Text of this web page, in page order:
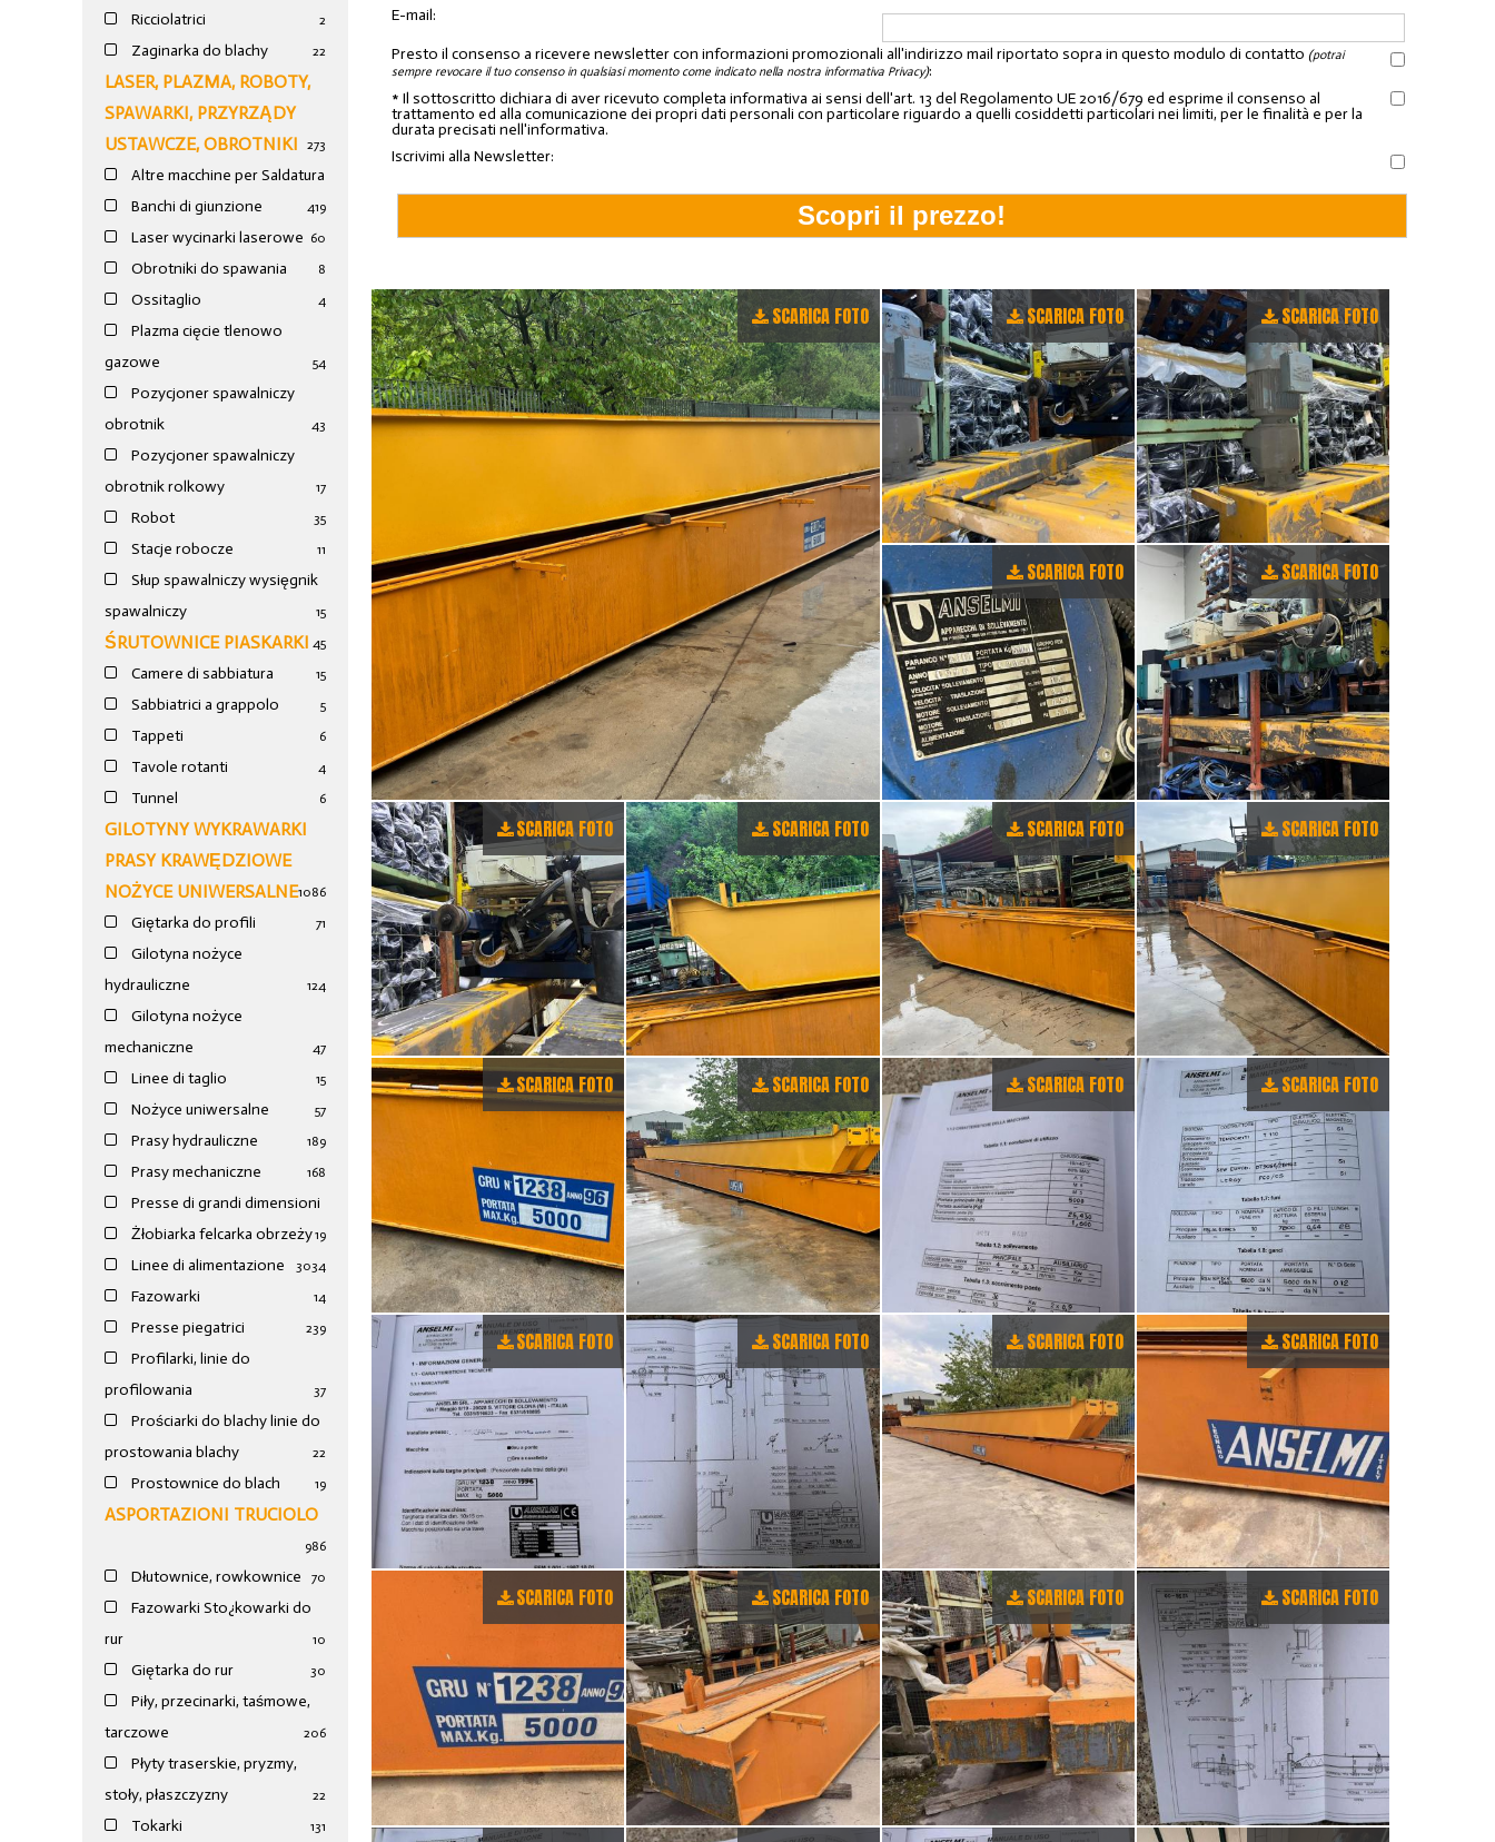
Ricciolatrici 2
Zaginarka do blachy 22
LASER, PLAZMA, ROBOTY,
SPAWARKI, PRZYRZĄDY
USTAWCZE, OBROTNIKI
273
Altre macchine per Saldatura
19
Banchi di giunzione 4
Laser wycinarki laserowe 60
Obrotniki do spawania 8
Ossitaglio 4
Plazma cięcie tlenowo
gazowe
54
Pozycjoner spawalniczy
obrotnik
43
Pozycjoner spawalniczy
obrotnik rolkowy
17
Robot 35
Stacje robocze 11
Słup spawalniczy wysięgnik
spawalniczy
15
ŚRUTOWNICE PIASKARKI 45
Camere di sabbiatura 15
Sabbiatrici a grappolo 5
Tappeti 6
Tavole rotanti 4
Tunnel 6
GILOTYNY WYKRAWARKI
PRASY KRAWĘDZIOWE
NOŻYCE UNIWERSALNE1086
Giętarka do profili 71
Gilotyna nożyce
hydrauliczne
124
Gilotyna nożyce
mechaniczne
47
Linee di taglio 15
Nożyce uniwersalne 57
Prasy hydrauliczne 189
Prasy mechaniczne 168
Presse di grandi dimensioni
19
Żłobiarka felcarka obrzeży
34
Linee di alimentazione 30
Fazowarki 14
Presse piegatrici 239
Profilarki, linie do
profilowania
37
Prościarki do blachy linie do
prostowania blachy
22
Prostownice do blach 19
ASPORTAZIONI TRUCIOLO
986
Dłutownice, rowkownice 70
Fazowarki Sto¿kowarki do
rur
10
Giętarka do rur 30
Piły, przecinarki, taśmowe,
tarczowe
206
Płyty traserskie, pryzmy,
stoły, płaszczyzny
22
Tokarki 131
E-mail:
Presto il consenso a ricevere newsletter con informazioni promozionali all'indirizzo mail riportato sopra in questo modulo di contatto (potrai
sempre revocare il tuo consenso in qualsiasi momento come indicato nella nostra informativa Privacy):
* Il sottoscritto dichiara di aver ricevuto completa informativa ai sensi dell'art. 13 del Regolamento UE 2016/679 ed esprime il consenso al
trattamento ed alla comunicazione dei propri dati personali con particolare riguardo a quelli cosiddetti particolari nei limiti, per le finalità e per la
durata precisati nell'informativa.
Iscrivimi alla Newsletter:
SCARICA FOTO SCARICA FOTO SCARICA FOTO
SCARICA FOTO SCARICA FOTO
SCARICA FOTO SCARICA FOTO SCARICA FOTO SCARICA FOTO
SCARICA FOTO SCARICA FOTO SCARICA FOTO SCARICA FOTO
SCARICA FOTO SCARICA FOTO SCARICA FOTO SCARICA FOTO
SCARICA FOTO SCARICA FOTO SCARICA FOTO SCARICA FOTO